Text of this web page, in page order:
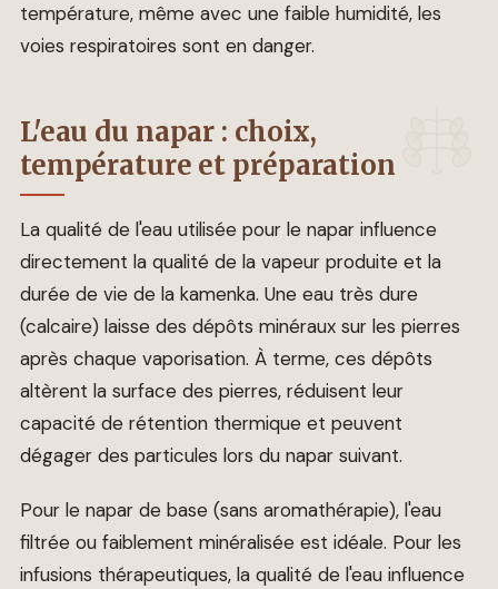
température, même avec une faible humidité, les
voies respiratoires sont en danger.
L'eau du napar : choix,
température et préparation
La qualité de l'eau utilisée pour le napar influence
directement la qualité de la vapeur produite et la
durée de vie de la kamenka. Une eau très dure
(calcaire) laisse des dépôts minéraux sur les pierres
après chaque vaporisation. À terme, ces dépôts
altèrent la surface des pierres, réduisent leur
capacité de rétention thermique et peuvent
dégager des particules lors du napar suivant.
Pour le napar de base (sans aromathérapie), l'eau
filtrée ou faiblement minéralisée est idéale. Pour les
infusions thérapeutiques, la qualité de l'eau influence